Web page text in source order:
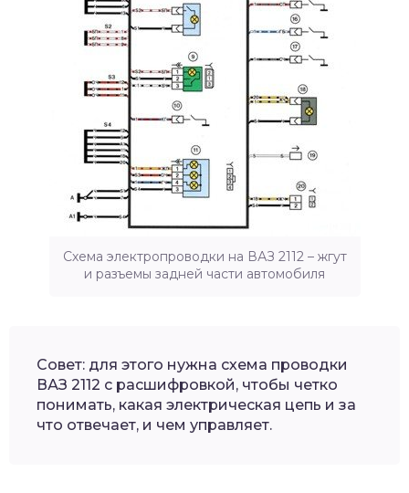
Схема электропроводки на ВАЗ 2112 – жгут
и разъемы задней части автомобиля
Совет: для этого нужна схема проводки
ВАЗ 2112 с расшифровкой, чтобы четко
понимать, какая электрическая цепь и за
что отвечает, и чем управляет.